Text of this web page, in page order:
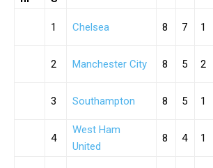
1 Chelsea 8 7 1
2 Manchester City 8 5 2
3 Southampton 8 5 1
4
West Ham
United
8 4 1